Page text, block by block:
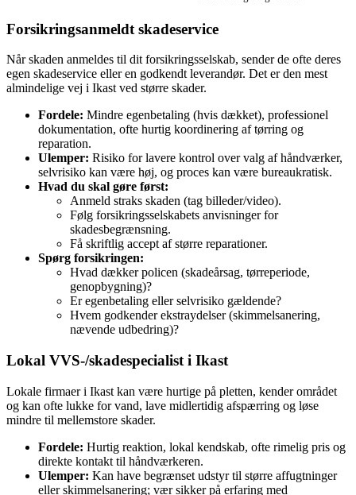
Forsikringsanmeldt skadeservice
Når skaden anmeldes til dit forsikringsselskab, sender de ofte deres
egen skadeservice eller en godkendt leverandør. Det er den mest
almindelige vej i Ikast ved større skader.
Fordele: Mindre egenbetaling (hvis dækket), professionel
dokumentation, ofte hurtig koordinering af tørring og
reparation.
Ulemper: Risiko for lavere kontrol over valg af håndværker,
selvrisiko kan være høj, og proces kan være bureaukratisk.
Hvad du skal gøre først:
Anmeld straks skaden (tag billeder/video).
Følg forsikringsselskabets anvisninger for
skadesbegrænsning.
Få skriftlig accept af større reparationer.
Spørg forsikringen:
Hvad dækker policen (skadeårsag, tørreperiode,
genopbygning)?
Er egenbetaling eller selvrisiko gældende?
Hvem godkender ekstraydelser (skimmelsanering,
nævende udbedring)?
Lokal VVS‑/skadespecialist i Ikast
Lokale firmaer i Ikast kan være hurtige på pletten, kender området
og kan ofte lukke for vand, lave midlertidig afspærring og løse
mindre til mellemstore skader.
Fordele: Hurtig reaktion, lokal kendskab, ofte rimelig pris og
direkte kontakt til håndværkeren.
Ulemper: Kan have begrænset udstyr til større affugtninger
eller skimmelsanering; vær sikker på erfaring med